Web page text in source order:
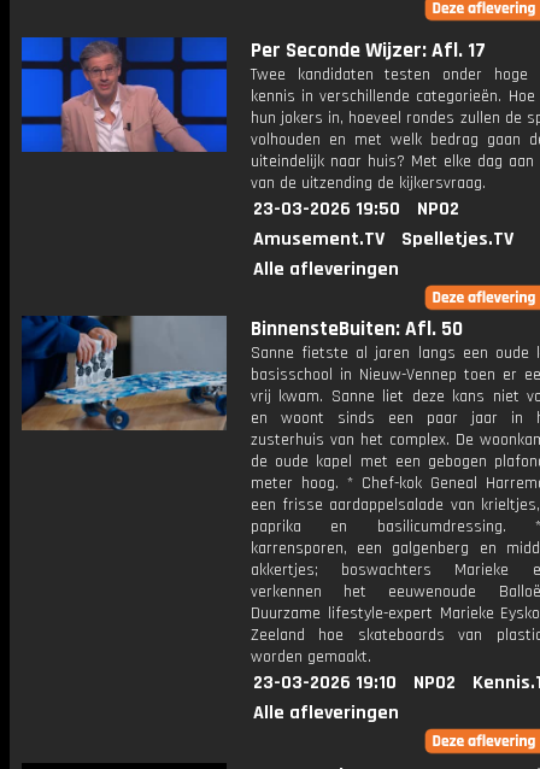
Per Seconde Wijzer: Afl. 17
Twee kandidaten testen onder hoge
kennis in verschillende categorieën.
hun jokers in, hoeveel rondes zullen de
volhouden en met welk bedrag gaan
uiteindelijk naar huis? Met elke dag
van de uitzending de kijkersvraag.
23-03-2026 19:50
NPO2
Amusement.TV
Spelletjes.TV
Alle afleveringen
BinnensteBuiten: Afl. 50
Sanne fietste al jaren langs een oude
basisschool in Nieuw-Vennep toen er
vrij kwam. Sanne liet deze kans niet
en woont sinds een paar jaar in
zusterhuis van het complex. De
de oude kapel met een gebogen
meter hoog. * Chef-kok Geneal
een frisse aardappelsalade van
paprika en basilicumdressing.
karrensporen, een galgenberg en
akkertjes; boswachters Marieke
verkennen het eeuwenoude
Duurzame lifestyle-expert Marieke
Zeeland hoe skateboards van
worden gemaakt.
23-03-2026 19:10 NPO2
Alle afleveringen